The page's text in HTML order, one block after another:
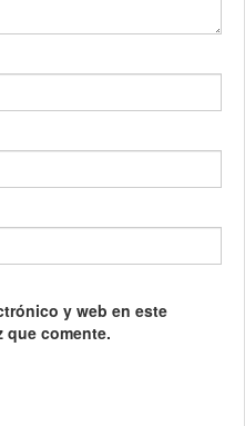
y web en este
que comente.